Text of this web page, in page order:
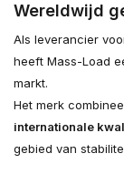
Wereldwijd
Als leverancier
heeft Mass-Load
markt.
Het merk
internationale
gebied van